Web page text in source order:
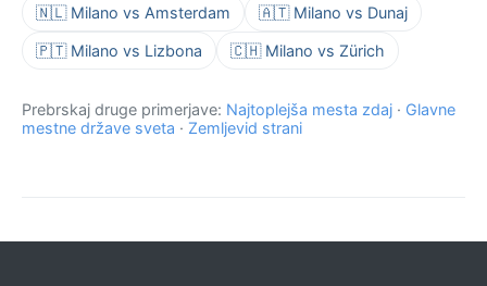
🇳🇱 Milano vs Amsterdam 🇦🇹 Milano vs Dunaj
🇵🇹 Milano vs Lizbona 🇨🇭 Milano vs Zürich
Prebrskaj druge primerjave: Najtoplejša mesta zdaj · Glavne
mestne države sveta · Zemljevid strani